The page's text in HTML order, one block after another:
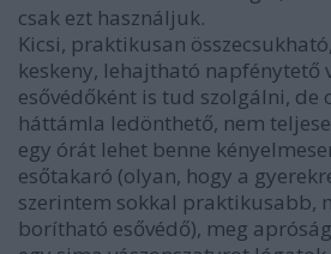
csak ezt használjuk.
Kicsi, praktikusan
keskeny, lehajtható napfénytető
esővédőként is tud szolgálni, de
háttámla ledönthető, nem
egy órát lehet benne
esőtakaró (olyan, hogy a
szerintem sokkal praktikusabb,
borítható esővédő), meg